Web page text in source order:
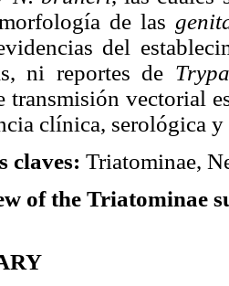
de las
del
ni reportes de
transmisión vectorial
clínica, serológica y
claves: Triatominae,
of the Triatominae